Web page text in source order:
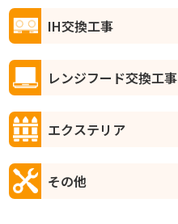
IH交換工事
レンジフード交換工事
エクステリア
その他